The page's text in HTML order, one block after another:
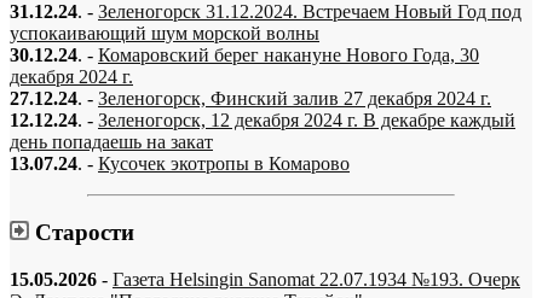
31.12.24. - Зеленогорск 31.12.2024. Встречаем Новый Год под
успокаивающий шум морской волны
30.12.24. - Комаровский берег накануне Нового Года, 30
декабря 2024 г.
27.12.24. - Зеленогорск, Финский залив 27 декабря 2024 г.
12.12.24. - Зеленогорск, 12 декабря 2024 г. В декабре каждый
день попадаешь на закат
13.07.24. - Кусочек экотропы в Комарово
Старости
15.05.2026 - Газета Helsingin Sanomat 22.07.1934 №193. Очерк